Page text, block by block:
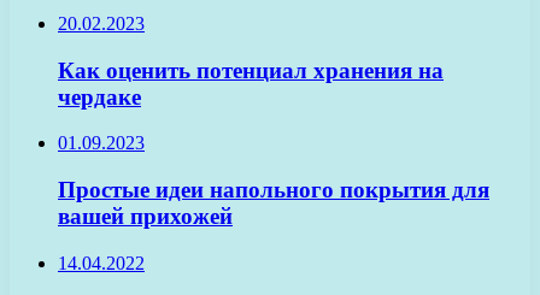
20.02.2023
Как оценить потенциал хранения на
чердаке
01.09.2023
Простые идеи напольного покрытия для
вашей прихожей
14.04.2022